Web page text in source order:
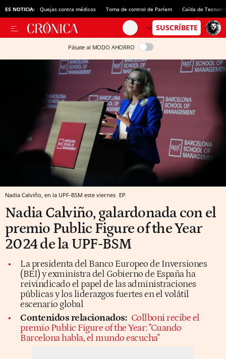
ES NOTICIA: Quejas contra médicos Toma de control de Parlem Caída de
Pásate al MODO AHORRO
Nadia Calviño, en la UPF-BSM este viernes EP
Nadia Calviño, galardonada con el
premio Public Figure of the Year
2024 de la UPF-BSM
La presidenta del Banco Europeo de Inversiones
(BEI) y exministra del Gobierno de España ha
reivindicado el papel de las administraciones
públicas y los liderazgos fuertes en el volátil
escenario global
Contenidos relacionados: Collboni recibe el
premio Public Figure of the Year: "Cuando
Barcelona habla, el mundo escucha"